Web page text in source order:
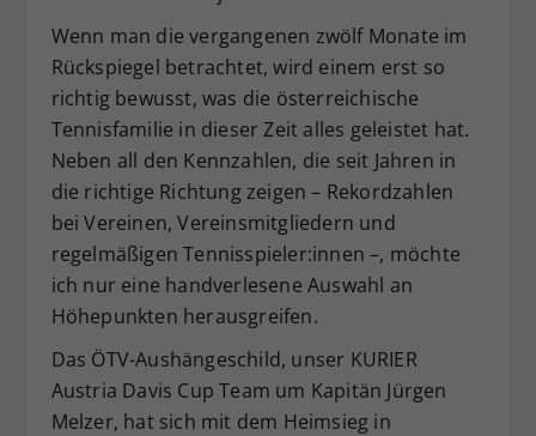
Wenn man die vergangenen zwölf Monate im
Rückspiegel betrachtet, wird einem erst so
richtig bewusst, was die österreichische
Tennisfamilie in dieser Zeit alles geleistet hat.
Neben all den Kennzahlen, die seit Jahren in
die richtige Richtung zeigen – Rekordzahlen
bei Vereinen, Vereinsmitgliedern und
regelmäßigen Tennisspieler:innen –, möchte
ich nur eine handverlesene Auswahl an
Höhepunkten herausgreifen.
Das ÖTV-Aushängeschild, unser KURIER
Austria Davis Cup Team um Kapitän Jürgen
Melzer, hat sich mit dem Heimsieg in
Zweck
Dieser Wert speichert Ihre Consent-
Einstellungen. Unter anderem eine
zufällig generierte ID, für die
historische Speicherung Ihrer
vorgenommen Einstellungen, falls der
Webseiten-Betreiber dies eingestellt
hat.